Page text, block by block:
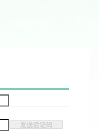
发送验证码